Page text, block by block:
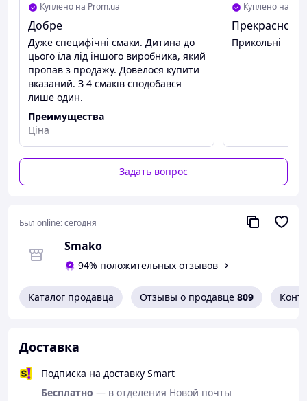
Куплено на Prom.ua
Добре
Дуже специфічні смаки. Дитина до
цього їла лід іншого виробника, який
пропав з продажу. Довелося купити
вказаний. З 4 смаків сподобався
лише один.
Преимущества
Ціна
Недостатки
Не має
Куплено на
Прекрасно
Прикольні
Задать вопрос
Был online:сегодня
Smako
94% положительных отзывов
Каталог продавца Отзывы о продавце 809
Доставка
Подписка на доставку Smart
Бесплатно — в отделения Новой почты